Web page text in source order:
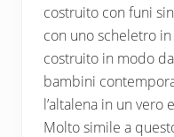
costruito con funi
con uno scheletro
costruito in modo
bambini
l’altalena in un
Molto simile a